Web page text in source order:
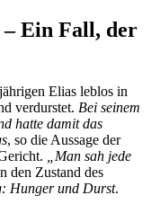
– Ein Fall, der
Elias leblos in
verdurstet. Bei seinem
hatte damit das
, so die Aussage der
„Man sah jede
den Zustand des
Hunger und Durst.